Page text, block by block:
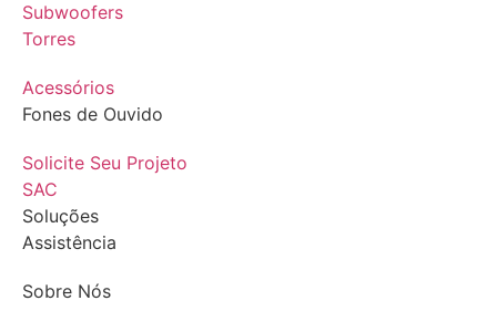
Subwoofers
Torres
Acessórios
Fones de Ouvido
Solicite Seu Projeto
SAC
Soluções
Assistência
Sobre Nós